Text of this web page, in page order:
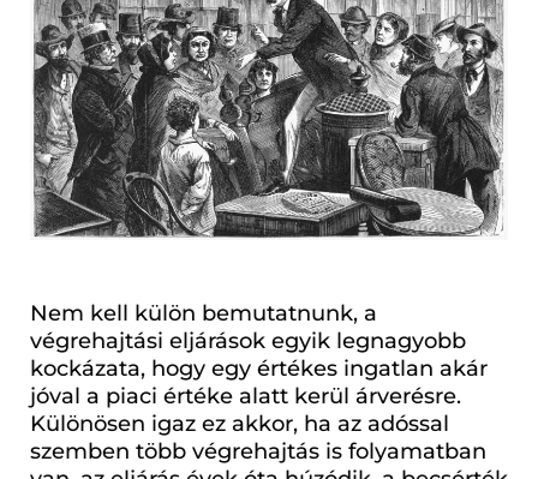
Nem kell külön bemutatnunk, a
végrehajtási eljárások egyik legnagyobb
kockázata, hogy egy értékes ingatlan akár
jóval a piaci értéke alatt kerül árverésre.
Különösen igaz ez akkor, ha az adóssal
szemben több végrehajtás is folyamatban